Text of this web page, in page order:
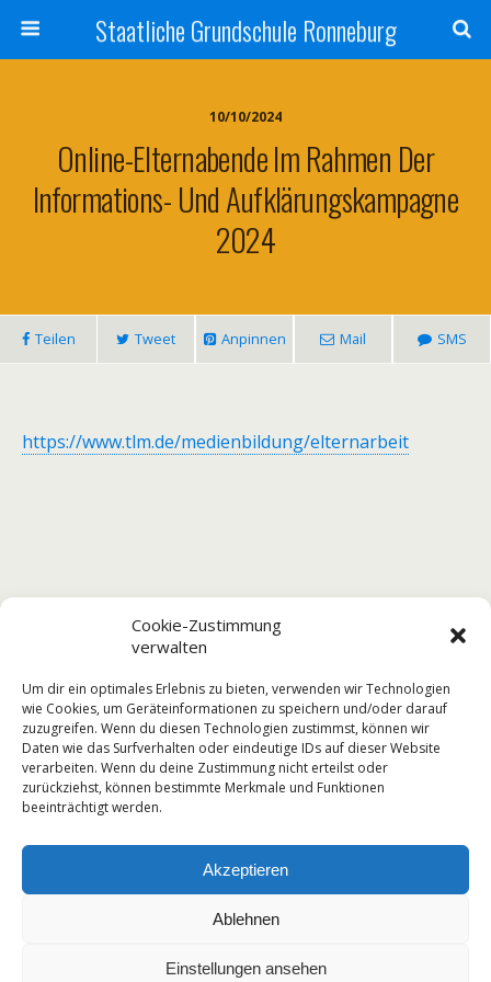
Cookie-Zustimmung
verwalten
Um dir ein optimales Erlebnis zu bieten, verwenden wir Technologien
wie Cookies, um Geräteinformationen zu speichern und/oder darauf
zuzugreifen. Wenn du diesen Technologien zustimmst, können wir
Daten wie das Surfverhalten oder eindeutige IDs auf dieser Website
verarbeiten. Wenn du deine Zustimmung nicht erteilst oder
zurückziehst, können bestimmte Merkmale und Funktionen
beeinträchtigt werden.
Akzeptieren
Ablehnen
Einstellungen ansehen
Staatliche Grundschule Ronneburg
10/10/2024
Online-Elternabende Im Rahmen Der
Informations- Und Aufklärungskampagne
2024
Teilen Tweet Anpinnen Mail SMS
https://www.tlm.de/medienbildung/elternarbeit
Vorheriger Beitrag
Herbstferien 2024
Nächster Beitrag
Teilnahme Am SprintCup
2024 "Schnellste Schule
Zum Seitenanfang